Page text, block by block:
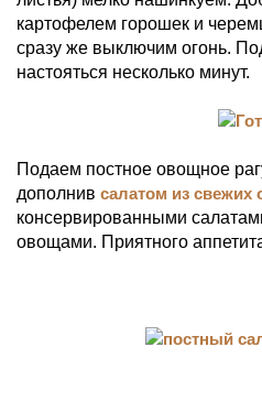
картофелем горошек и
сразу же выключим огонь.
настояться несколько минут.
Подаем постное овощное
дополнив салатом из свежих
консервированными
овощами. Приятного